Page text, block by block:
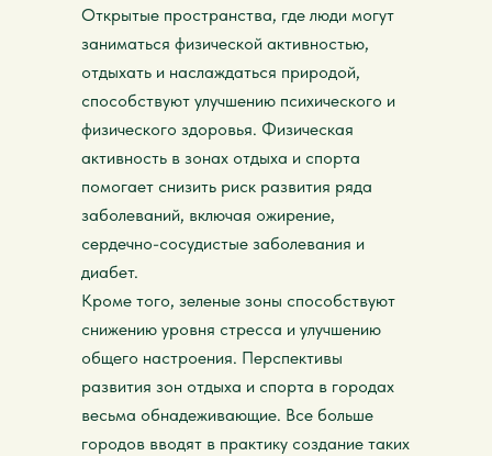
Открытые пространства, где люди могут
заниматься физической активностью,
отдыхать и наслаждаться природой,
способствуют улучшению психического и
физического здоровья. Физическая
активность в зонах отдыха и спорта
помогает снизить риск развития ряда
заболеваний, включая ожирение,
сердечно-сосудистые заболевания и
диабет.
Кроме того, зеленые зоны способствуют
снижению уровня стресса и улучшению
общего настроения. Перспективы
развития зон отдыха и спорта в городах
весьма обнадеживающие. Все больше
городов вводят в практику создание таких